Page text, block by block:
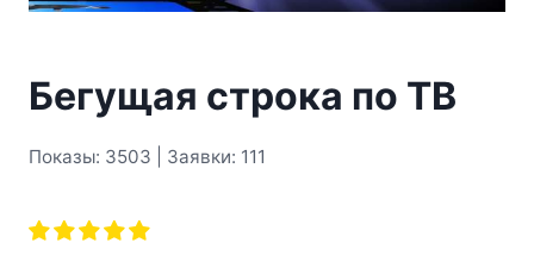
Бегущая строка по ТВ
Показы: 3503 | Заявки: 111